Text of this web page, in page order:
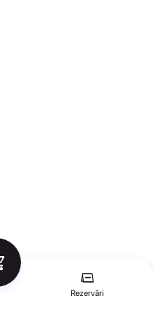
Rezervări